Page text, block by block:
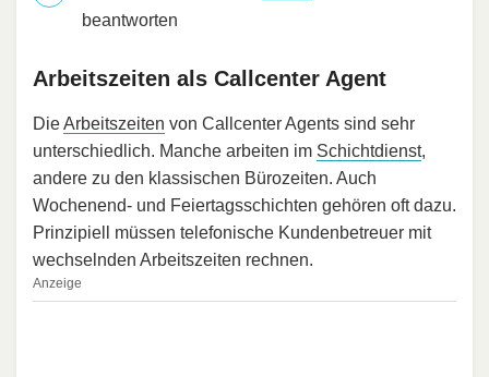
beantworten
Arbeitszeiten als Callcenter Agent
DieArbeitszeiten von Callcenter Agents sind sehr
unterschiedlich. Manche arbeiten im Schichtdienst,
andere zu den klassischen Bürozeiten. Auch
Wochenend- und Feiertagsschichten gehören oft dazu.
Prinzipiell müssen telefonische Kundenbetreuer mit
wechselnden Arbeitszeiten rechnen.
Anzeige